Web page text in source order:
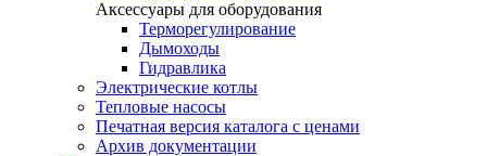
Аксессуары для оборудования
Терморегулирование
Дымоходы
Гидравлика
Электрические котлы
Тепловые насосы
Печатная версия каталога с ценами
Архив документации